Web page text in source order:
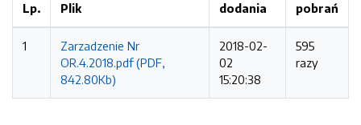
Lp. Plik
dodania
pobrań
1
Zarzadzenie Nr
OR.4.2018.pdf (PDF,
842.80Kb)
2018-02-
02
15:20:38
595
razy